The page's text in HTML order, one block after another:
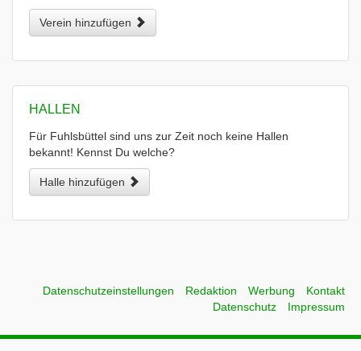
Verein hinzufügen
HALLEN
Für Fuhlsbüttel sind uns zur Zeit noch keine Hallen
bekannt! Kennst Du welche?
Halle hinzufügen
Datenschutzeinstellungen Redaktion Werbung
Kontakt
Datenschutz
Impressum